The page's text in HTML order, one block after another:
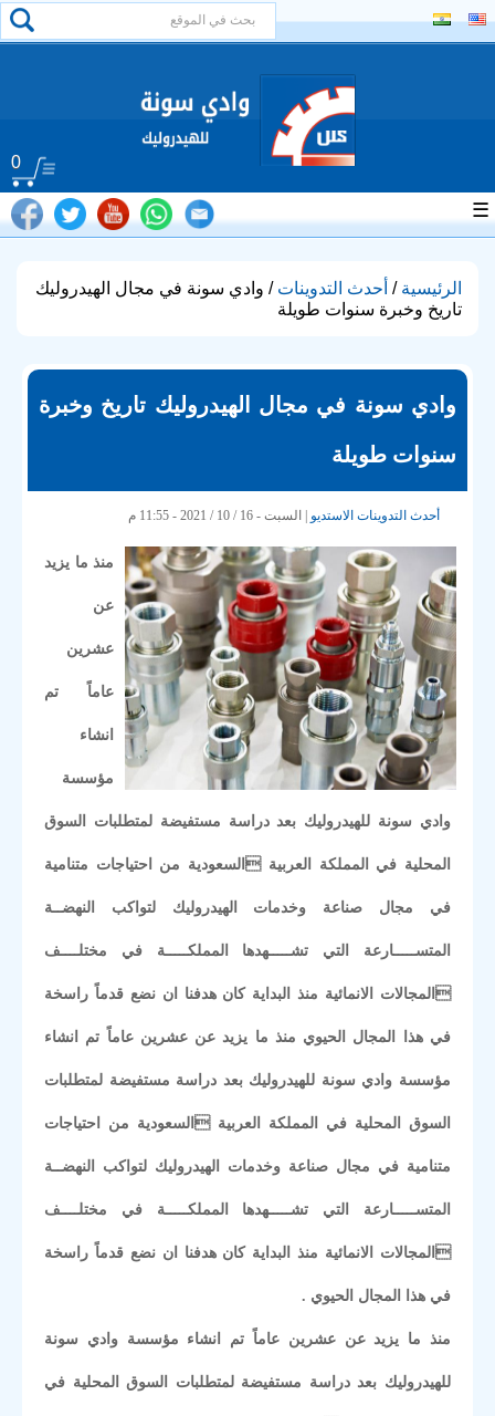
0
☰
الرئيسية / أحدث التدوينات / وادي سونة في مجال الهيدروليك
تاريخ وخبرة سنوات طويلة
وادي سونة في مجال الهيدروليك تاريخ وخبرة
سنوات طويلة
أحدث التدوينات الاستديو | السبت - 16 / 10 / 2021 - 11:55 م
منذ ما يزيد
عن
عشرين
عاماً تم
انشاء
مؤسسة
وادي سونة للهيدروليك بعد دراسة مستفيضة لمتطلبات السوق
المحلية في المملكة العربية السعودية من احتياجات متنامية
في مجال صناعة وخدمات الهيدروليك لتواكب النهضــة
المتســـــارعة التي تشـــــهدها المملكـــــة في مختلــــف
المجالات الانمائية منذ البداية كان هدفنا ان نضع قدماً راسخة
في هذا المجال الحيوي منذ ما يزيد عن عشرين عاماً تم انشاء
مؤسسة وادي سونة للهيدروليك بعد دراسة مستفيضة لمتطلبات
السوق المحلية في المملكة العربية السعودية من احتياجات
متنامية في مجال صناعة وخدمات الهيدروليك لتواكب النهضــة
المتســـــارعة التي تشـــــهدها المملكـــــة في مختلــــف
المجالات الانمائية منذ البداية كان هدفنا ان نضع قدماً راسخة
في هذا المجال الحيوي .
منذ ما يزيد عن عشرين عاماً تم انشاء مؤسسة وادي سونة
للهيدروليك بعد دراسة مستفيضة لمتطلبات السوق المحلية في